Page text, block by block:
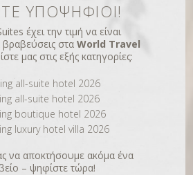
ΜΑΖΙ ΣΑΣ
ΤΙΣ ΠΙΟ
ΣΑΣ ΣΤΗ
ΥΠΟΨΗΦΙΟΙ!
έχει την τιμή να είναι
στα World Travel
μας στις εξής κατηγορίες:
all-suite hotel 2026
all-suite hotel 2026
boutique hotel 2026
luxury hotel villa 2026
να αποκτήσουμε ακόμα ένα
– ψηφίστε τώρα!